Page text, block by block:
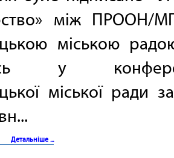
між ПРООН/
міською
у
міської ради
Детальніше ...